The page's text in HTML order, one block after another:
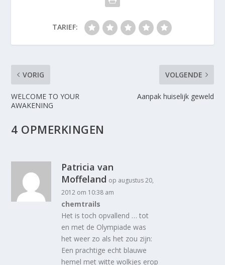
TARIEF:
VORIG
WELCOME TO YOUR
AWAKENING
VOLGENDE
Aanpak huiselijk geweld
4 OPMERKINGEN
Patricia van
Moffeland op augustus 20,
2012 om 10:38 am
chemtrails
Het is toch opvallend … tot
en met de Olympiade was
het weer zo als het zou zijn:
Een prachtige echt blauwe
hemel met witte wolkjes erop